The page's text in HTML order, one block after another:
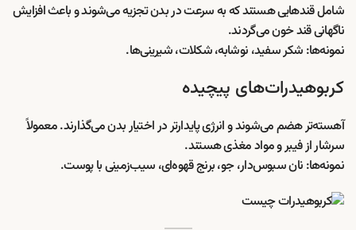
شامل قندهایی هستند که به سرعت در بدن تجزیه می‌شوند و باعث افزایش
ناگهانی قند خون می‌گردند.
نمونه‌ها: شکر سفید، نوشابه، شکلات، شیرینی‌ها.
کربوهیدرات‌های پیچیده
آهسته‌تر هضم می‌شوند و انرژی پایدارتر در اختیار بدن می‌گذارند. معمولاً
سرشار از فیبر و مواد مغذی هستند.
نمونه‌ها: نان سبوس‌دار، جو، برنج قهوه‌ای، سیب‌زمینی با پوست.